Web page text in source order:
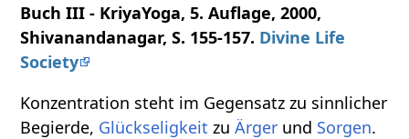
Buch III - KriyaYoga, 5. Auflage, 2000,
Shivanandanagar, S. 155-157. Divine Life
Society
Konzentration steht im Gegensatz zu sinnlicher
Begierde, Glückseligkeit zuÄrger und Sorgen.